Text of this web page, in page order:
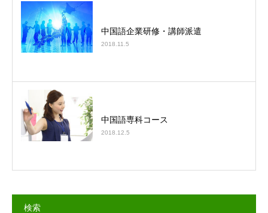
中国語企業研修・講師派遣
2018.11.5
中国語専科コース
2018.12.5
検索